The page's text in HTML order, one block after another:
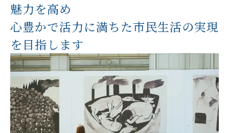
魅力を高め
心豊かで活力に満ちた市民生活の実現
を目指します